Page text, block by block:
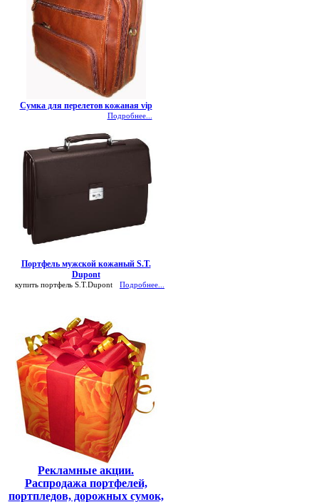
Сумка для перелетов кожаная vip
Подробнее...
Портфель мужской кожаный S.T.
Dupont
купить портфель S.T.Dupont Подробнее...
Рекламные акции.
Распродажа портфелей,
портпледов, дорожных сумок,